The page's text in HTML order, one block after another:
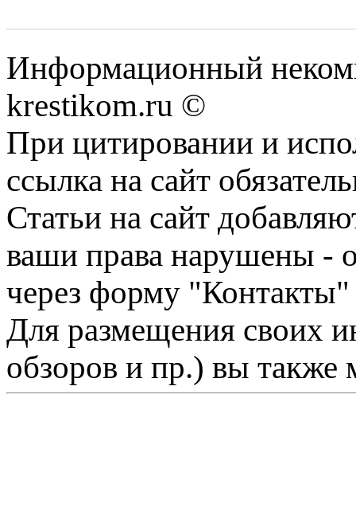
Информационный
krestikom.ru ©
При цитировании и
ссылка на сайт
Статьи на сайт
ваши права нарушены -
через форму "Контакты"
Для размещения своих
обзоров и пр.) вы также